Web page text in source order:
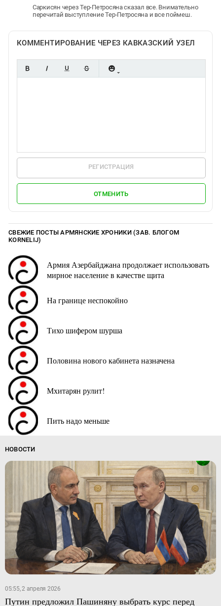
Саркисян через Тер-Петросяна сказал все. Внимательно
перечитай выступление Тер-Петросяна и все поймеш.
КОММЕНТИРОВАНИЕ ЧЕРЕЗ КАВКАЗСКИЙ УЗЕЛ
РЕГИСТРАЦИЯ
ОТМЕНИТЬ
СВЕЖИЕ ПОСТЫ АРМЯНСКИЕ ХРОНИКИ (ЗАВ. БЛОГОМ
KORNELIJ)
Армия Азербайджана продолжает использовать
мирное население в качестве щита
На границе неспокойно
Тихо шифером шурша
Половина нового кабинета назначена
Мхитарян рулит!
Пить надо меньше
НОВОСТИ
05:55, 2 апреля 2026
Путин предложил Пашиняну выбрать курс перед